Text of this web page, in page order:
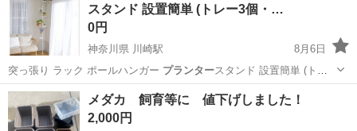
スタンド 設置簡単 (トレー3個・…
0円
神奈川県 川崎駅
8月6日
突っ張り ラック ポールハンガー プランタースタンド 設置簡単 (トレ
ー3個・フ…
神奈川 川崎市 川崎駅 収納家具 プランター
メダカ 飼育等に 値下げしました！
2,000円